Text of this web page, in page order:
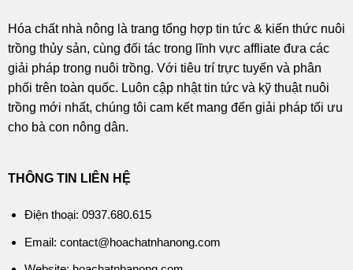
Hóa chất nhà nông là trang tổng hợp tin tức & kiến thức nuôi
trồng thủy sản, cùng đối tác trong lĩnh vực affliate đưa các
giải pháp trong nuôi trồng. Với tiêu trí trực tuyến và phân
phối trên toàn quốc. Luôn cập nhật tin tức và kỹ thuật nuôi
trồng mới nhất, chúng tôi cam kết mang đến giải pháp tối ưu
cho bà con nông dân.
THÔNG TIN LIÊN HỆ
Điện thoại: 0937.680.615
Email: contact@hoachatnhanong.com